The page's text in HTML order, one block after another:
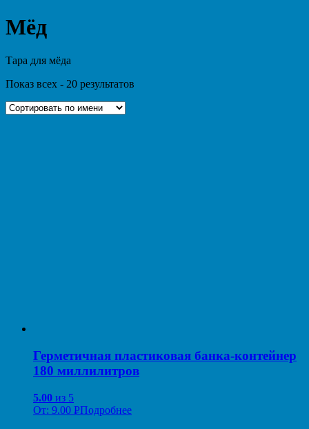
Мёд
Тара для мёда
Показ всех - 20 результатов
Герметичная пластиковая банка-контейнер
180 миллилитров
5.00 из 5
От: 9.00 РПодробнее